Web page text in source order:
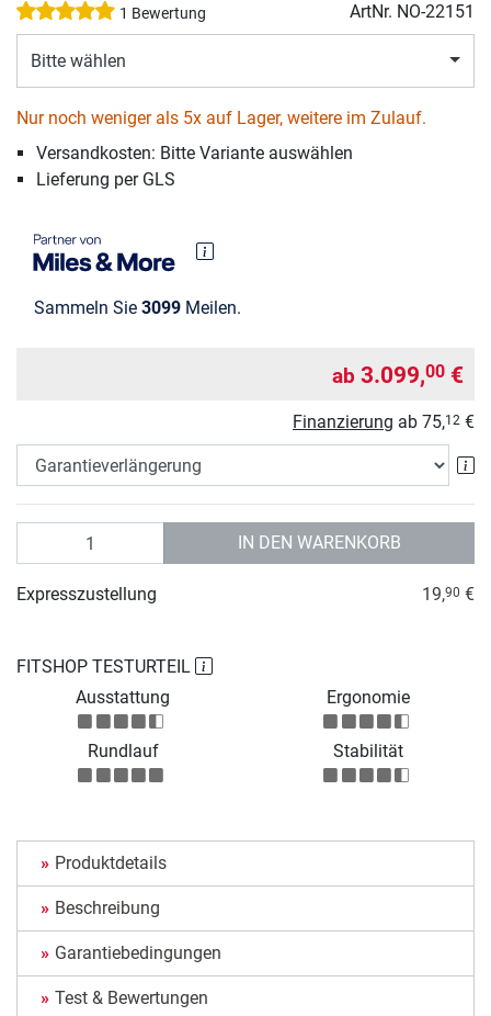
1 Bewertung ArtNr. NO-22151
Bitte wählen
Nur noch weniger als 5x auf Lager, weitere im Zulauf.
Versandkosten: Bitte Variante auswählen
Lieferung per GLS
Sammeln Sie 3099 Meilen.
ab 3.099,00 €
Finanzierung ab 75,12 €
IN DEN WARENKORB
FITSHOP TESTURTEIL
Ausstattung
Ergonomie
Rundlauf Stabilität
Expresszustellung 19,90 €
Produktdetails
Beschreibung
Garantiebedingungen
Test & Bewertungen